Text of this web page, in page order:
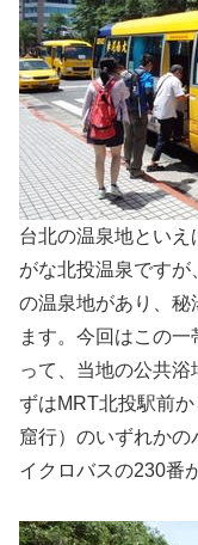
台北の温泉地といえ
がな北投温泉ですが
の温泉地があり、秘
ます。今回はこの
って、当地の公共浴
ずはMRT北投駅前
窟行）のいずれか
イクロバスの230番